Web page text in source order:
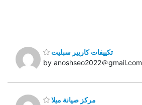
تكييفات كاريير سبليت
by anoshseo2022＠gmail.com
مركز صيانة ميلا